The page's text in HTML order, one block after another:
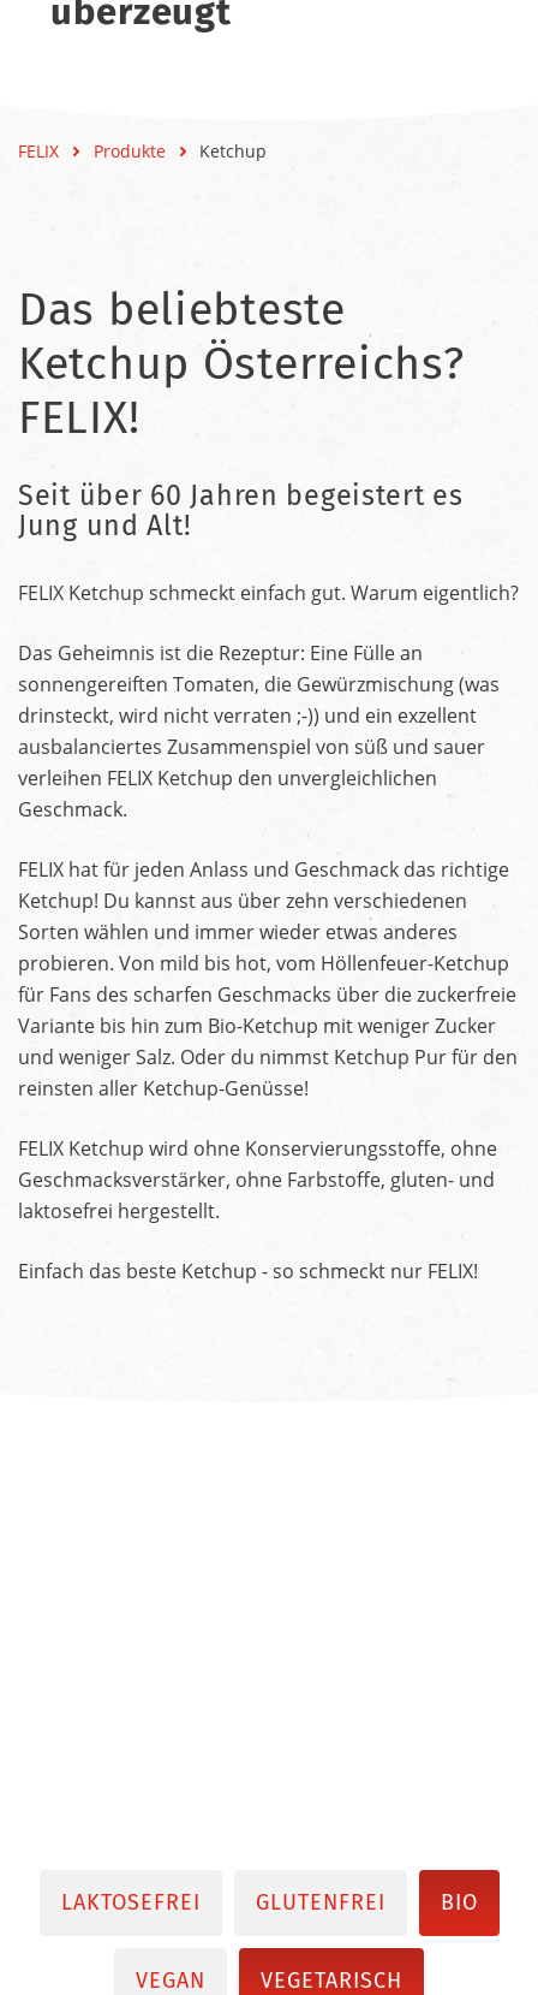
überzeugt
FELIX Produkte Ketchup
Das beliebteste
Ketchup Österreichs?
FELIX!
Seit über 60 Jahren begeistert es
Jung und Alt!
FELIX Ketchup schmeckt einfach gut. Warum eigentlich?
Das Geheimnis ist die Rezeptur: Eine Fülle an
sonnengereiften Tomaten, die Gewürzmischung (was
drinsteckt, wird nicht verraten ;-)) und ein exzellent
ausbalanciertes Zusammenspiel von süß und sauer
verleihen FELIX Ketchup den unvergleichlichen
Geschmack.
FELIX hat für jeden Anlass und Geschmack das richtige
Ketchup! Du kannst aus über zehn verschiedenen
Sorten wählen und immer wieder etwas anderes
probieren. Von mild bis hot, vom Höllenfeuer-Ketchup
für Fans des scharfen Geschmacks über die zuckerfreie
Variante bis hin zum Bio-Ketchup mit weniger Zucker
und weniger Salz. Oder du nimmst Ketchup Pur für den
reinsten aller Ketchup-Genüsse!
FELIX Ketchup wird ohne Konservierungsstoffe, ohne
Geschmacksverstärker, ohne Farbstoffe, gluten- und
laktosefrei hergestellt.
Einfach das beste Ketchup - so schmeckt nur FELIX!
LAKTOSEFREI GLUTENFREI BIO
VEGAN VEGETARISCH